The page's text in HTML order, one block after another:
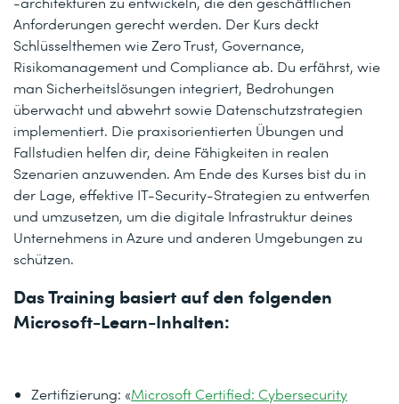
Anforderungen gerecht werden. Der Kurs deckt
Schlüsselthemen wie Zero Trust, Governance,
Risikomanagement und Compliance ab. Du erfährst, wie
man Sicherheitslösungen integriert, Bedrohungen
überwacht und abwehrt sowie Datenschutzstrategien
implementiert. Die praxisorientierten Übungen und
Fallstudien helfen dir, deine Fähigkeiten in realen
Szenarien anzuwenden. Am Ende des Kurses bist du in
der Lage, effektive IT-Security-Strategien zu entwerfen
und umzusetzen, um die digitale Infrastruktur deines
Unternehmens in Azure und anderen Umgebungen zu
schützen.
Das Training basiert auf den folgenden
Microsoft-Learn-Inhalten:
Zertifizierung: «Microsoft Certified: Cybersecurity